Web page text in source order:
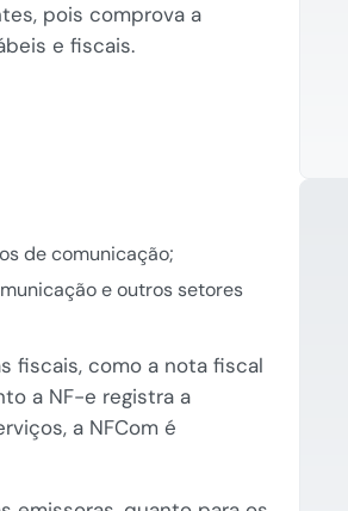
pois comprova a
e fiscais.
de comunicação;
e outros setores
fiscais, como a nota fiscal
a NF-e registra a
a NFCom é